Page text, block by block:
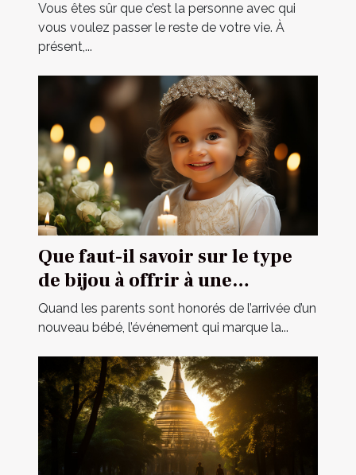
Vous êtes sûr que c’est la personne avec qui
vous voulez passer le reste de votre vie. À
présent,...
Que faut-il savoir sur le type
de bijou à offrir à une
cérémonie de baptême ?
Quand les parents sont honorés de l’arrivée d’un
nouveau bébé, l’événement qui marque la...